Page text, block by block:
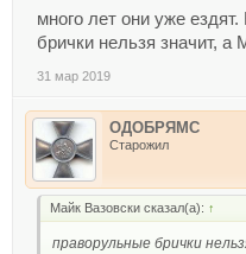
много лет они уже
брички нельзя значит,
31 мар 2019
ОДОБРЯМС
Старожил
Майк Вазовски сказал(а): ↑
праворульные брички